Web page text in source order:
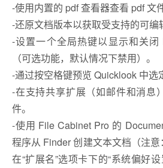
-使用内置的 pdf 查看器查看 pdf 文件
-还原文档版本以获取受支持的可编
-设置一个全局热键以显示和关闭
（可选功能，默认情况下禁用）。
-通过按空格键预览 Quicklook 中选
-在支持共享扩展（如邮件和消息
件。
-使用 File Cabinet Pro 的
程序从 Finder 创建文本文档（注
在“扩展名”选项卡下的“系统偏好